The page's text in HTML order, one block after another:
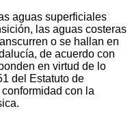
aguas superficiales
las aguas costeras
o se hallan en
de acuerdo con
en virtud de lo
del Estatuto de
con la